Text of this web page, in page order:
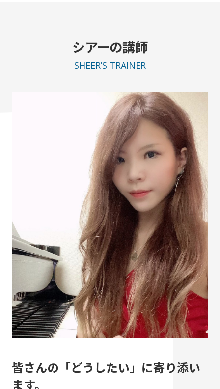
シアーの講師
SHEER’S TRAINER
皆さんの「どうしたい」に寄り添い
ます。